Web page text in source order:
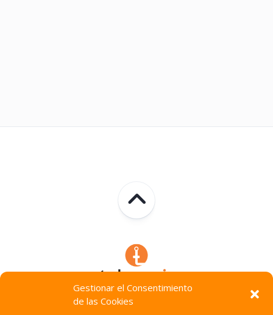
Gestionar el Consentimiento
de las Cookies
Technocracia © 2026. Todos Los Derechos Reservados.